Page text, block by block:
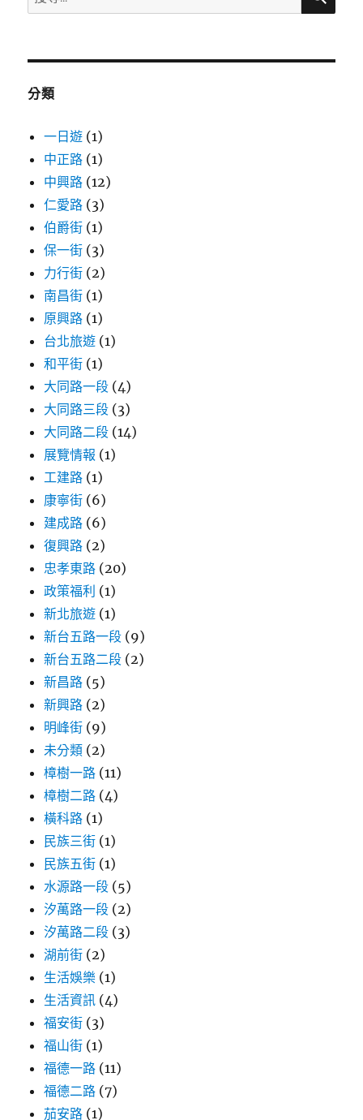
尋
鍵
分類
一日遊 (1)
中正路 (1)
中興路 (12)
仁愛路 (3)
伯爵街 (1)
保一街 (3)
力行街 (2)
南昌街 (1)
原興路 (1)
台北旅遊 (1)
和平街 (1)
大同路一段 (4)
大同路三段 (3)
大同路二段 (14)
展覽情報 (1)
工建路 (1)
康寧街 (6)
建成路 (6)
復興路 (2)
忠孝東路 (20)
政策福利 (1)
新北旅遊 (1)
新台五路一段 (9)
新台五路二段 (2)
新昌路 (5)
新興路 (2)
明峰街 (9)
未分類 (2)
樟樹一路 (11)
樟樹二路 (4)
橫科路 (1)
民族三街 (1)
民族五街 (1)
水源路一段 (5)
汐萬路一段 (2)
汐萬路二段 (3)
湖前街 (2)
生活娛樂 (1)
生活資訊 (4)
福安街 (3)
福山街 (1)
福德一路 (11)
福德二路 (7)
茄安路 (1)